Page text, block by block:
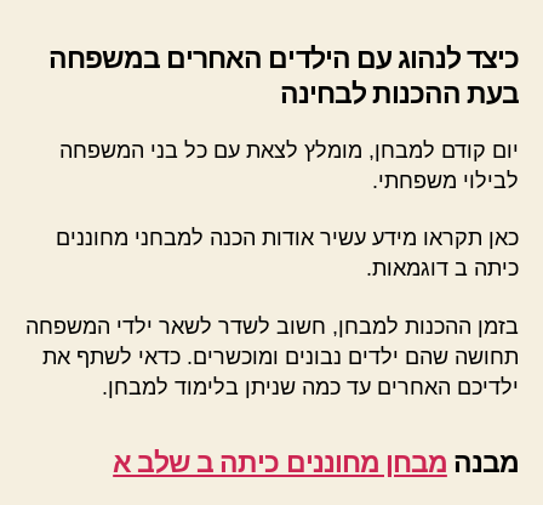
כיצד לנהוג עם הילדים האחרים במשפחה
בעת ההכנות לבחינה
יום קודם למבחן, מומלץ לצאת עם כל בני המשפחה
לבילוי משפחתי.
כאן תקראו מידע עשיר אודות הכנה למבחני מחוננים
כיתה ב דוגמאות.
בזמן ההכנות למבחן, חשוב לשדר לשאר ילדי המשפחה
תחושה שהם ילדים נבונים ומוכשרים. כדאי לשתף את
ילדיכם האחרים עד כמה שניתן בלימוד למבחן.
מבנה מבחן מחוננים כיתה ב שלב א